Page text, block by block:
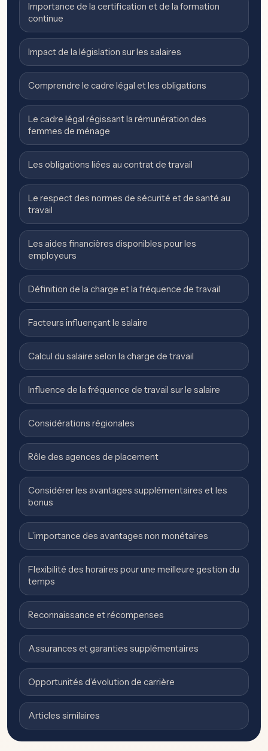
Importance de la certification et de la formation
continue
Impact de la législation sur les salaires
Comprendre le cadre légal et les obligations
Le cadre légal régissant la rémunération des
femmes de ménage
Les obligations liées au contrat de travail
Le respect des normes de sécurité et de santé au
travail
Les aides financières disponibles pour les
employeurs
Définition de la charge et la fréquence de travail
Facteurs influençant le salaire
Calcul du salaire selon la charge de travail
Influence de la fréquence de travail sur le salaire
Considérations régionales
Rôle des agences de placement
Considérer les avantages supplémentaires et les
bonus
L’importance des avantages non monétaires
Flexibilité des horaires pour une meilleure gestion du
temps
Reconnaissance et récompenses
Assurances et garanties supplémentaires
Opportunités d’évolution de carrière
Articles similaires